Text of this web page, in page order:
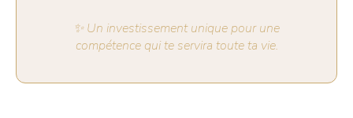
✨ Un investissement unique pour une
compétence qui te servira toute ta vie.